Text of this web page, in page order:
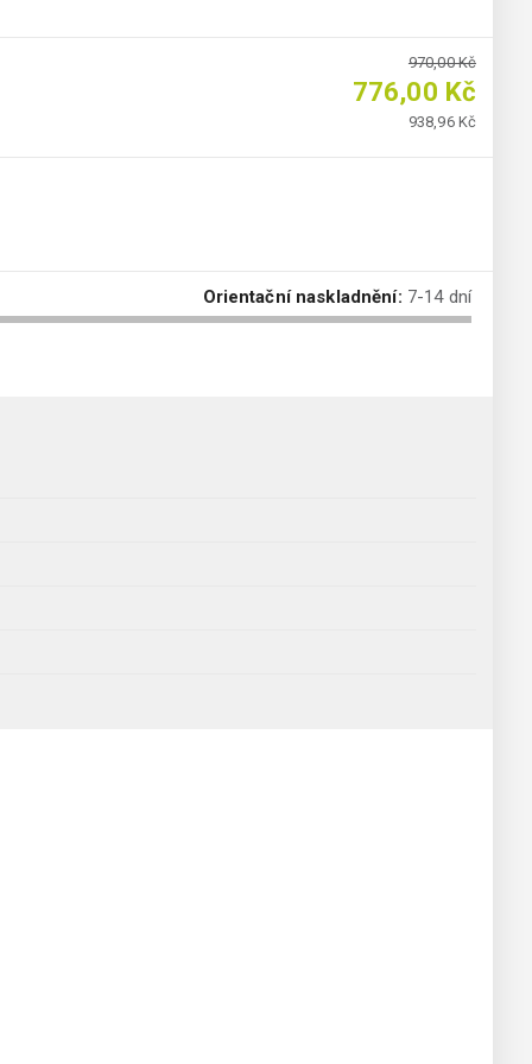
970,00 Kč
776,00 Kč
938,96 Kč
Orientační naskladnění: 7-14 dní